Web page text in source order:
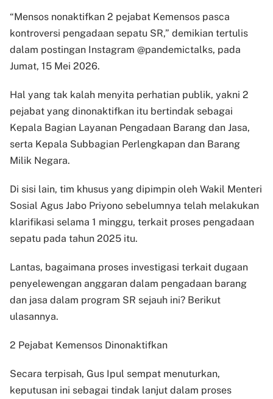
“Mensos nonaktifkan 2 pejabat Kemensos pasca
kontroversi pengadaan sepatu SR,” demikian tertulis
dalam postingan Instagram @pandemictalks, pada
Jumat, 15 Mei 2026.
Hal yang tak kalah menyita perhatian publik, yakni 2
pejabat yang dinonaktifkan itu bertindak sebagai
Kepala Bagian Layanan Pengadaan Barang dan Jasa,
serta Kepala Subbagian Perlengkapan dan Barang
Milik Negara.
Di sisi lain, tim khusus yang dipimpin oleh Wakil Menteri
Sosial Agus Jabo Priyono sebelumnya telah melakukan
klarifikasi selama 1 minggu, terkait proses pengadaan
sepatu pada tahun 2025 itu.
Lantas, bagaimana proses investigasi terkait dugaan
penyelewengan anggaran dalam pengadaan barang
dan jasa dalam program SR sejauh ini? Berikut
ulasannya.
2 Pejabat Kemensos Dinonaktifkan
Secara terpisah, Gus Ipul sempat menuturkan,
keputusan ini sebagai tindak lanjut dalam proses